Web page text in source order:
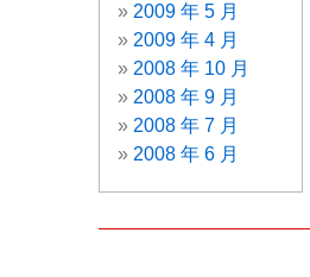
2009 年 5 月
2009 年 4 月
2008 年 10 月
2008 年 9 月
2008 年 7 月
2008 年 6 月